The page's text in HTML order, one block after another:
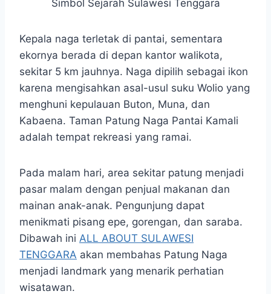
Kepala naga terletak di pantai, sementara
ekornya berada di depan kantor walikota,
sekitar 5 km jauhnya. Naga dipilih sebagai ikon
karena mengisahkan asal-usul suku Wolio yang
menghuni kepulauan Buton, Muna, dan
Kabaena. Taman Patung Naga Pantai Kamali
adalah tempat rekreasi yang ramai.
Pada malam hari, area sekitar patung menjadi
pasar malam dengan penjual makanan dan
mainan anak-anak. Pengunjung dapat
menikmati pisang epe, gorengan, dan saraba.
Dibawah ini ALL ABOUT SULAWESI
TENGGARA akan membahas Patung Naga
menjadi landmark yang menarik perhatian
wisatawan.